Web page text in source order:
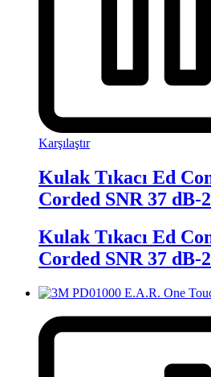
Karşılaştır
Kulak Tıkacı Ed
Corded SNR 37 dB-
Kulak Tıkacı Ed
Corded SNR 37 dB-